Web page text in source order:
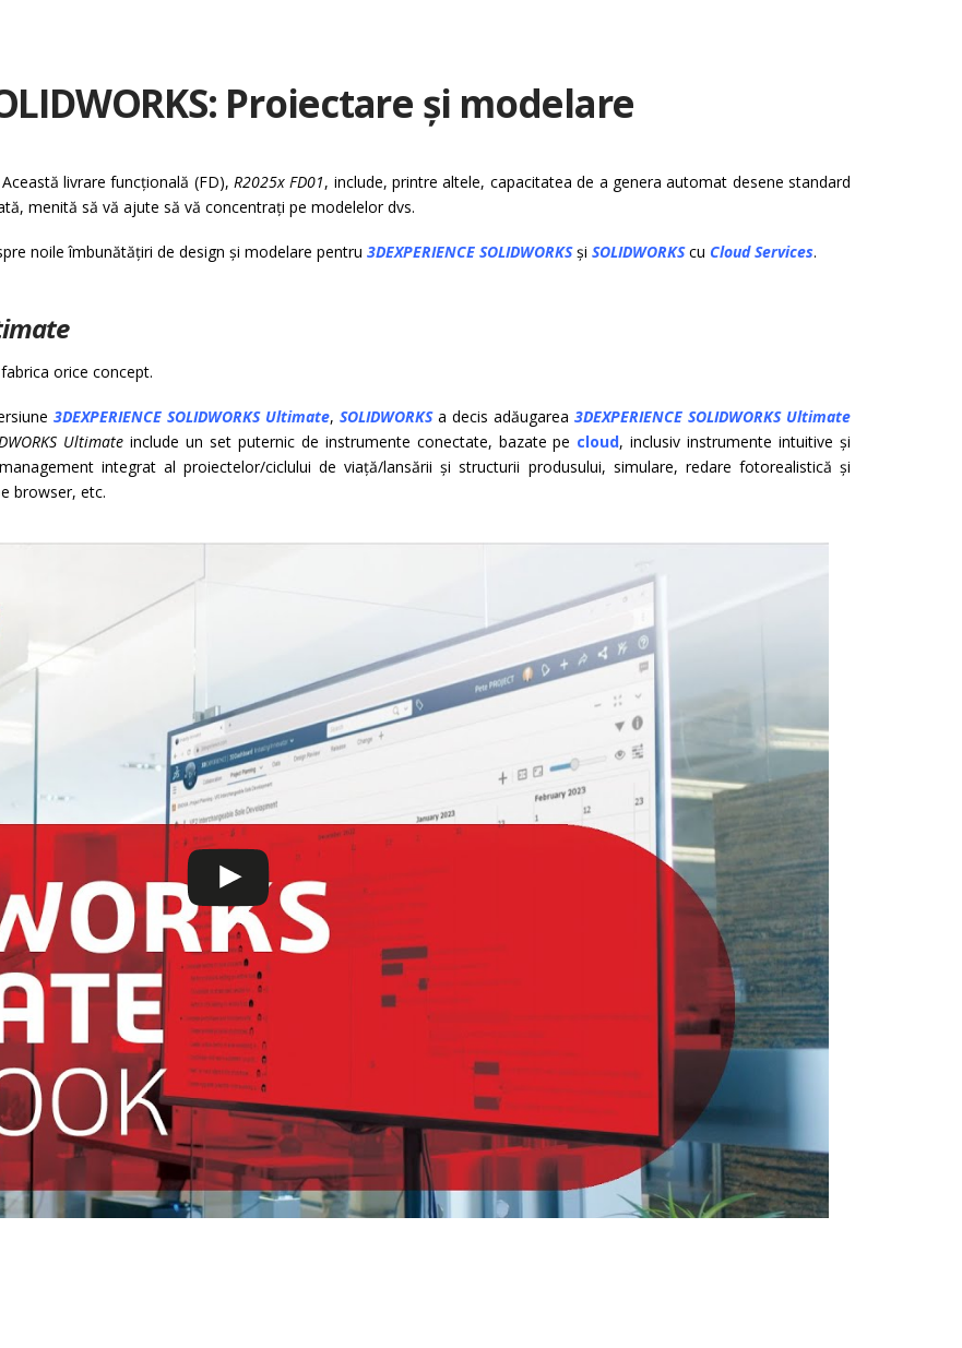
Proiectare și modelare
livrare funcțională (FD), R2025x FD01, include, printre altele, capacitatea de a genera automat desene standard
menită să vă ajute să vă concentrați pe modelelor dvs.
noile îmbunătățiri de design și modelare pentru 3DEXPERIENCE SOLIDWORKSși SOLIDWORKS cu Cloud Services.
orice concept.
3DEXPERIENCE SOLIDWORKS Ultimate, SOLIDWORKS a decis adăugarea 3DEXPERIENCE SOLIDWORKS Ultimate
Ultimate include un set puternic de instrumente conectate, bazate pe cloud, inclusiv instrumente intuitive și
integrat al proiectelor/ciclului de viață/lansării și structurii produsului, simulare, redare fotorealistică și
browser, etc.